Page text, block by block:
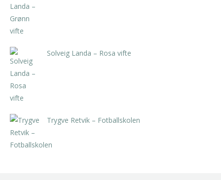
Solveig Landa – Rosa vifte
Trygve Retvik – Fotballskolen